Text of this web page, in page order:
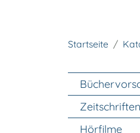
Startseite
Unter
Zeitschriften
Hörfilme